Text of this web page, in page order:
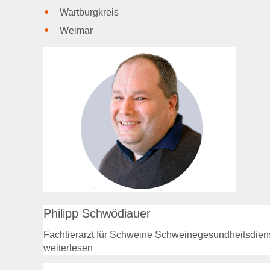
Wartburgkreis
Weimar
Philipp Schwödiauer
Fachtierarzt für Schweine
weiterlesen